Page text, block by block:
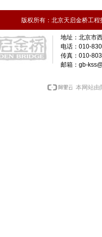
版权所有：北京天启金桥
地址： 北京市
电话：010-
传真：010-
邮箱：gb-
本网站由